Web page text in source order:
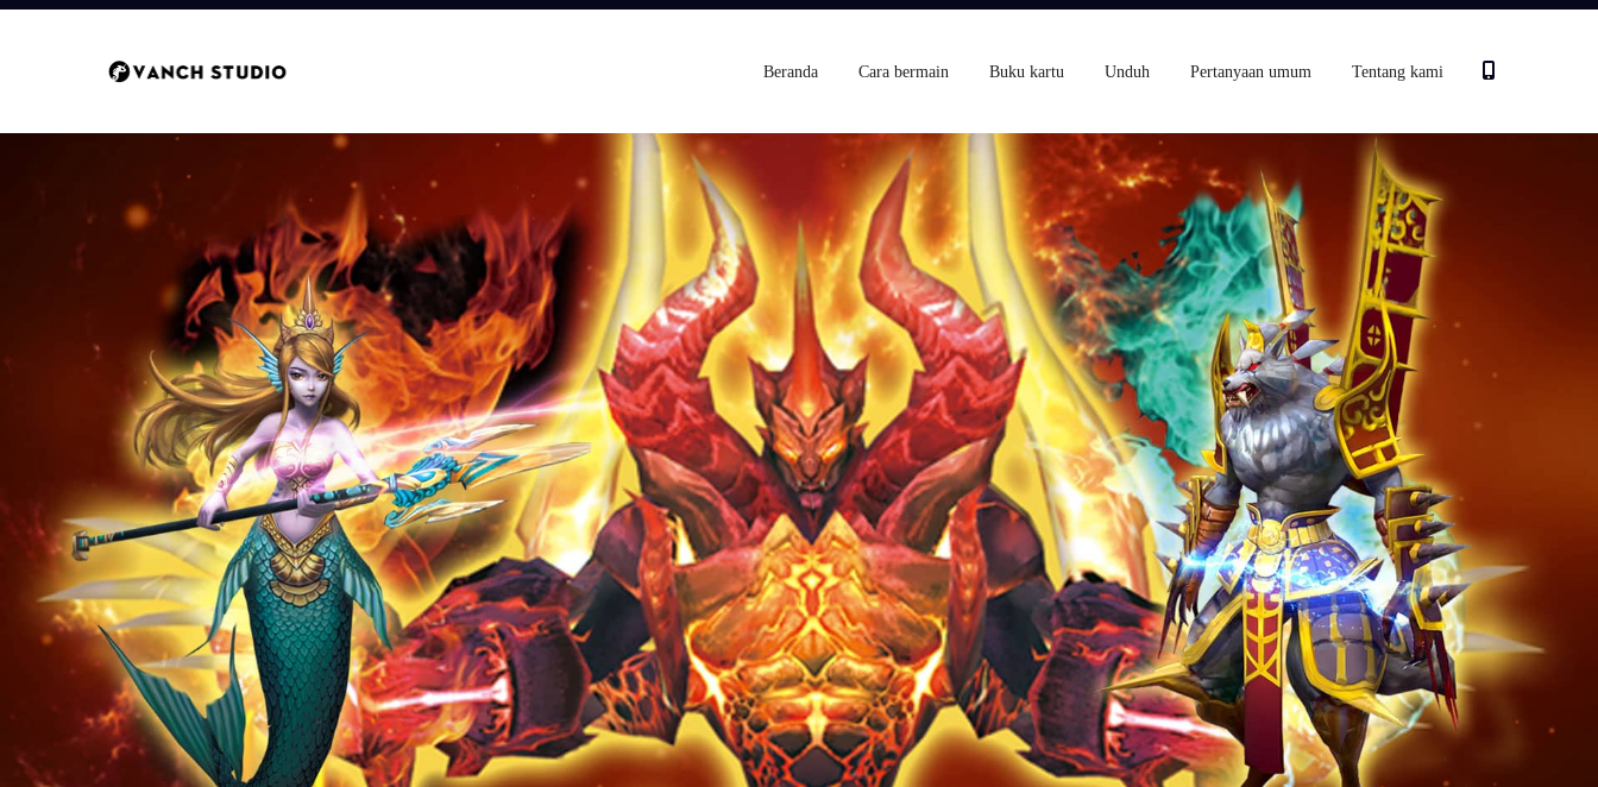
Beranda Cara bermain Buku kartu Unduh Pertanyaan umum Tentang kami